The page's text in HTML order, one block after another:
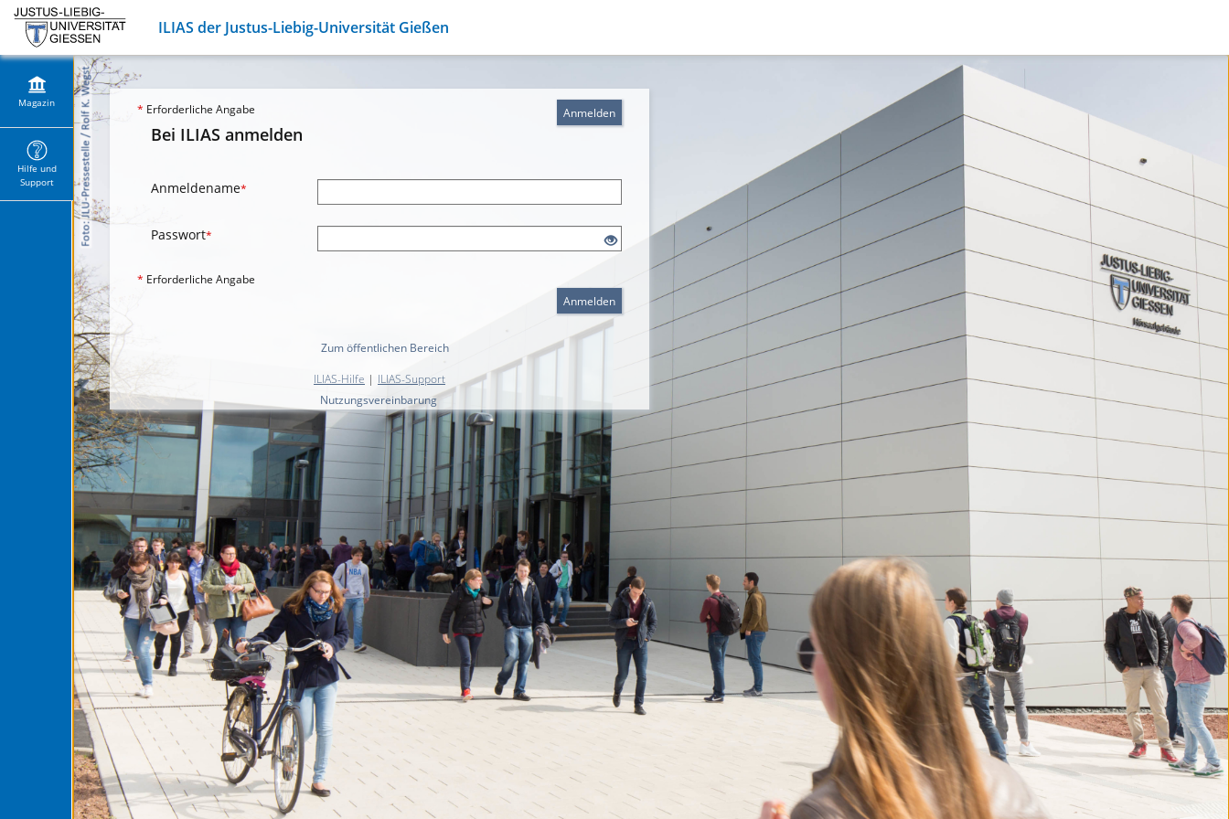
ILIAS der Justus-Liebig-Universität Gießen
Magazin
Hilfe und
Support
Anmelden
* Erforderliche Angabe
Bei ILIAS anmelden
Anmeldename*
Passwort*
* Erforderliche Angabe
Anmelden
Zum öffentlichen Bereich
ILIAS-Hilfe | ILIAS-Support
Nutzungsvereinbarung